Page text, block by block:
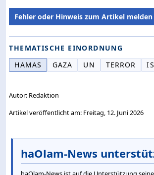
Fehler oder Hinweis zum Artikel melden
THEMATISCHE EINORDNUNG
HAMAS
GAZA UN TERROR
Autor: Redaktion
Artikel veröffentlicht am: Freitag, 12. Juni 2026
haOlam-News